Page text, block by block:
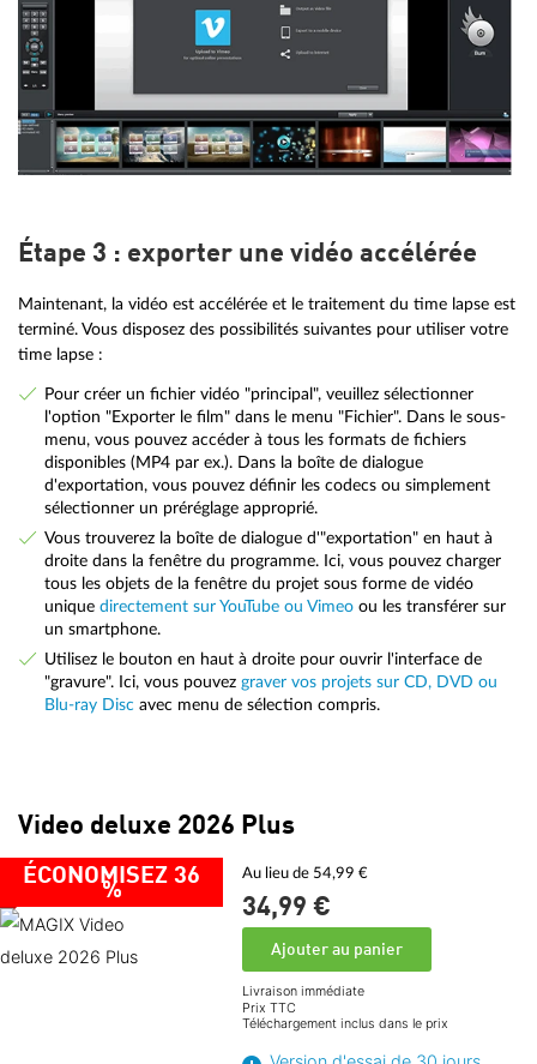
Étape 3 : exporter une vidéo accélérée
Maintenant, la vidéo est accélérée et le traitement du time lapse est
terminé. Vous disposez des possibilités suivantes pour utiliser votre
time lapse :
Pour créer un fichier vidéo "principal", veuillez sélectionner
l'option "Exporter le film" dans le menu "Fichier". Dans le sous-
menu, vous pouvez accéder à tous les formats de fichiers
disponibles (MP4 par ex.). Dans la boîte de dialogue
d'exportation, vous pouvez définir les codecs ou simplement
sélectionner un préréglage approprié.
Vous trouverez la boîte de dialogue d'"exportation" en haut à
droite dans la fenêtre du programme. Ici, vous pouvez charger
tous les objets de la fenêtre du projet sous forme de vidéo
unique directement sur YouTube ou Vimeoou les transférer sur
un smartphone.
Utilisez le bouton en haut à droite pour ouvrir l'interface de
"gravure". Ici, vous pouvez graver vos projets sur CD, DVD ou
Blu-ray Disc avec menu de sélection compris.
Video deluxe 2026 Plus
ÉCONOMISEZ 36
%
Au lieu de 54,99 €
34,99 €
Ajouter au panier
Livraison immédiate
Prix TTC
Téléchargement inclus dans le prix